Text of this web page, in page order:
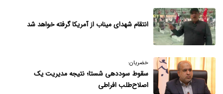
انتقام شهدای میناب از آمریکا گرفته خواهد شد
خضریان:
سقوط سوددهی شستا؛ نتیجه مدیر‌یت یک
اصلاح‌طلب افراطی